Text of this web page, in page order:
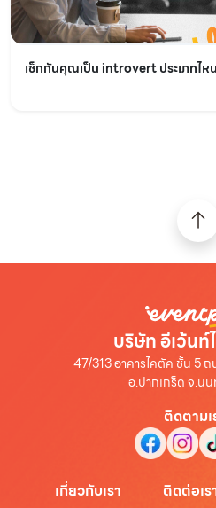
เช็กกันคุณเป็น introvert ประเภทไห
บริษัท อีเว้นท์
47/313 อาคารไคตัค ชั้น 5
อ.ปากเกร็ด จ.น
ติดตามเ
เกี่ยวกับเรา ติดต่อเร